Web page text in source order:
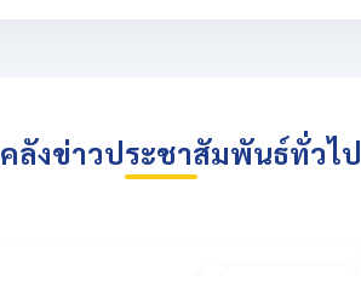
คลังข่าวประชาสัมพันธ์ทั่วไป